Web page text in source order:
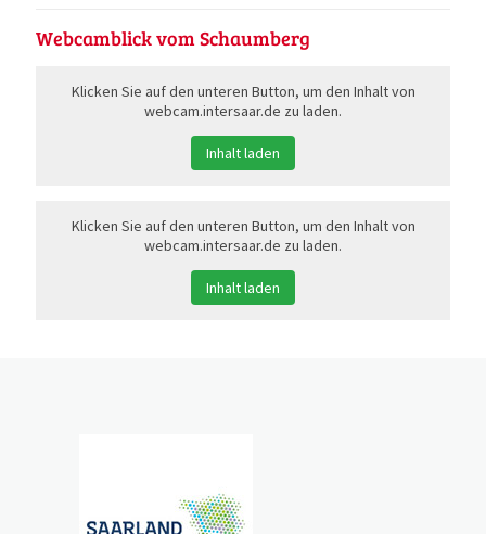
Webcamblick vom Schaumberg
Klicken Sie auf den unteren Button, um den Inhalt von
webcam.intersaar.de zu laden.
Inhalt laden
Klicken Sie auf den unteren Button, um den Inhalt von
webcam.intersaar.de zu laden.
Inhalt laden